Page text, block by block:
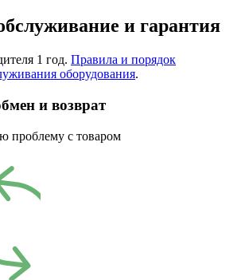
и гарантия
1 год. Правила и порядок
оборудования.
и возврат
проблему с товаром